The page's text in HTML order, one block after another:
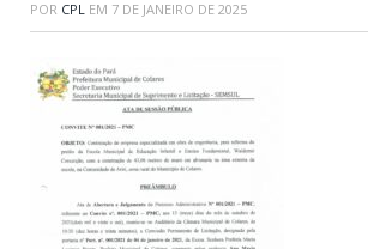
POR CPL EM 7 DE JANEIRO DE 2025